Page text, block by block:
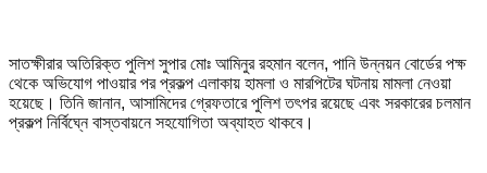
সাতক্ষীরার অতিরিক্ত পুলিশ সুপার মোঃ আমিনুর রহমান বলেন, পানি উন্নয়ন বোর্ডের পক্ষ
থেকে অভিযোগ পাওয়ার পর প্রকল্প এলাকায় হামলা ও মারপিটের ঘটনায় মামলা নেওয়া
হয়েছে। তিনি জানান, আসামিদের গ্রেফতারে পুলিশ তৎপর রয়েছে এবং সরকারের চলমান
প্রকল্প নির্বিঘ্নে বাস্তবায়নে সহযোগিতা অব্যাহত থাকবে।